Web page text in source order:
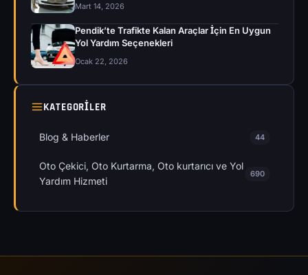
Mart 14, 2026
Pendik’te Trafikte Kalan Araçlar İçin En Uygun
Yol Yardım Seçenekleri
Ocak 22, 2026
KATEGORILER
Blog & Haberler 44
Oto Çekici, Oto Kurtarma, Oto kurtarıcı ve Yol
Yardım Hizmeti
690